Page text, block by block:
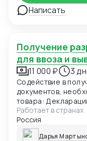
Написать
Получение разрешительных документов
для ввоза и
11 000 ₽ 3
Содействие в
документов,
товара:
соответствия Свидетельства о государственной
регистрации
ФСТЭК Лицензии
Работает в странах
Россия
Дарья